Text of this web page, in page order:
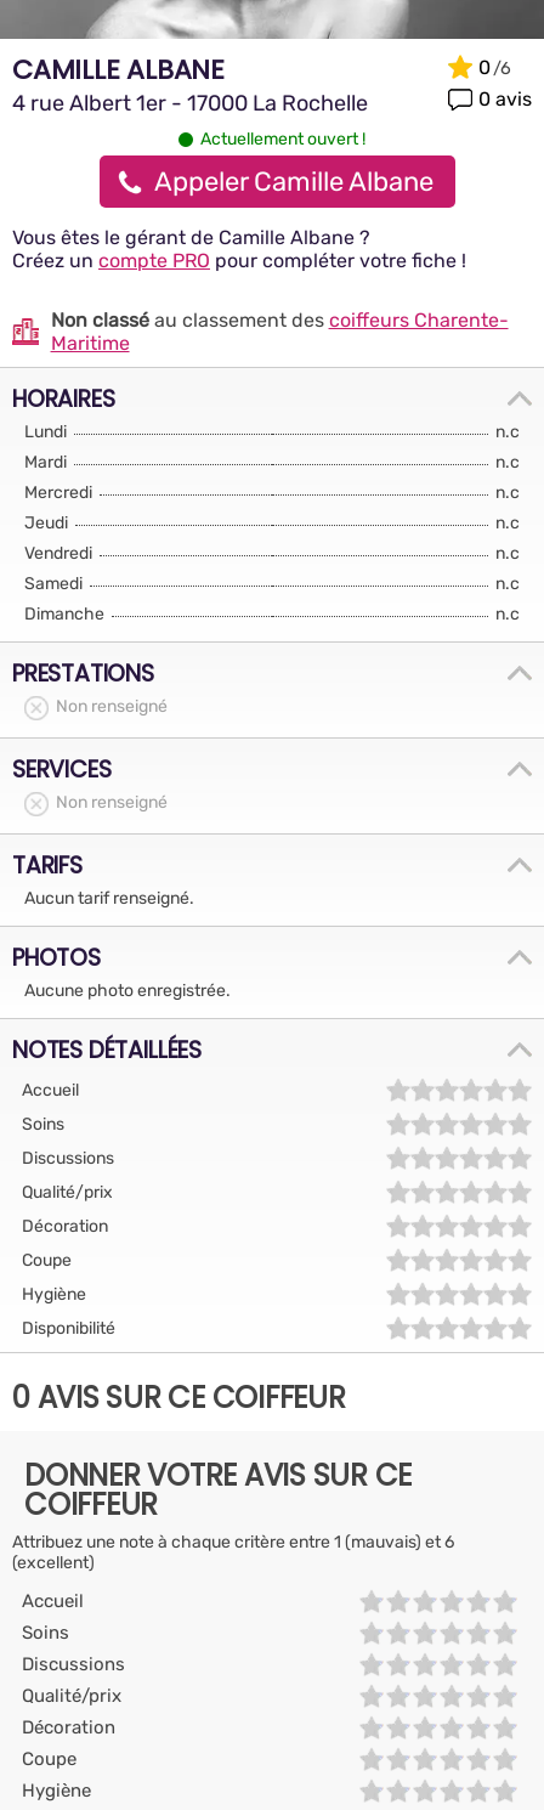
CAMILLE ALBANE
4 rue Albert 1er - 17000 La Rochelle
0
0 avis
Actuellement ouvert !
Appeler Camille Albane
Vous êtes le gérant de Camille Albane ?
Créez un compte PRO pour compléter votre fiche !
Non classéau classement des coiffeurs Charente-
Maritime
HORAIRES
Lundi
n.c
Mardi
n.c
Mercredi
n.c
Jeudi
n.c
Vendredi
n.c
Samedi
n.c
Dimanche
n.c
PRESTATIONS
Non renseigné
SERVICES
Non renseigné
TARIFS
Aucun tarif renseigné.
PHOTOS
Aucune photo enregistrée.
NOTES DÉTAILLÉES
Accueil
Soins
Discussions
Qualité/prix
Décoration
Coupe
Hygiène
Disponibilité
0 AVIS SUR CE COIFFEUR
DONNER VOTRE AVIS SUR CE
COIFFEUR
Attribuez une note à chaque critère entre 1 (mauvais) et 6
(excellent)
Accueil
Soins
Discussions
Qualité/prix
Décoration
Coupe
Hygiène